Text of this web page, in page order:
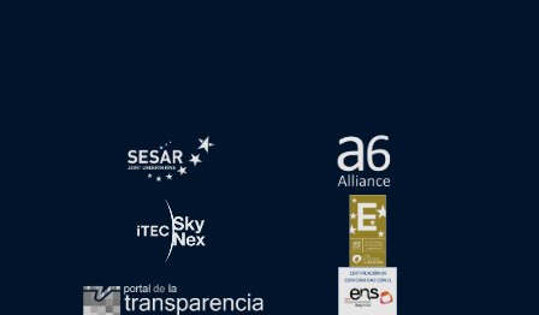
abre en ventana nueva abre en ventana
abre en ventana nueva abre en ventana